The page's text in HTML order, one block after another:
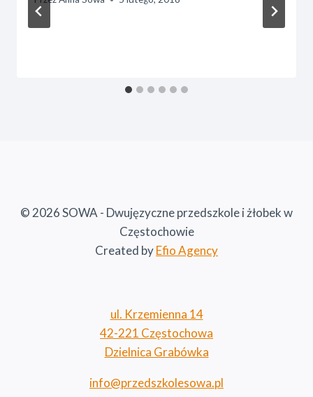
© 2026 SOWA - Dwujęzyczne przedszkole i żłobek w
Częstochowie
Created byEfio Agency
ul. Krzemienna 14
42-221 Częstochowa
Dzielnica Grabówka
info@przedszkolesowa.pl